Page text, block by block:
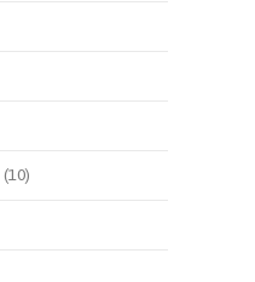
(10)